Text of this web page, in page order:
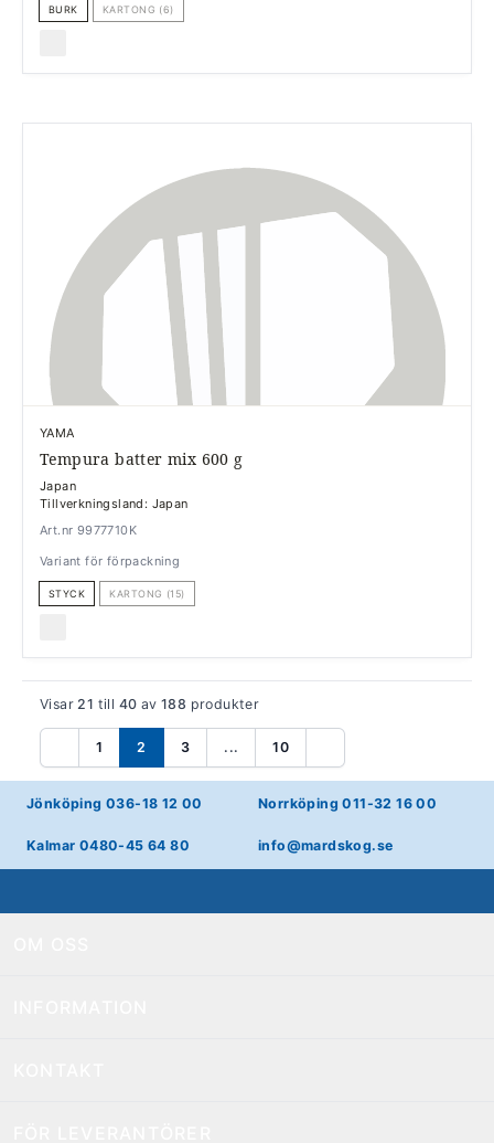
BURK KARTONG (6)
YAMA
Tempura batter mix 600 g
Japan
Tillverkningsland: Japan
Art.nr 9977710K
Variant för förpackning
STYCK KARTONG (15)
Visar21 till 40 av188 produkter
Föregående
1 2 3 ... 10
Nästa
Jönköping 036-18 12 00 Norrköping 011-32 16 00
Kalmar 0480-45 64 80 info@mardskog.se